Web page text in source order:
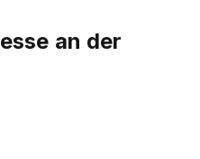
an der